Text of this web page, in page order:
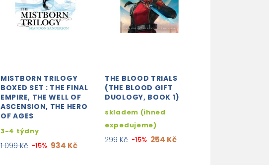
MISTBORN TRILOGY
BOXED SET : THE FINAL
EMPIRE, THE WELL OF
ASCENSION, THE HERO
OF AGES
3-4 týdny
1 099 Kč -15% 934 Kč
THE BLOOD TRIALS
(THE BLOOD GIFT
DUOLOGY, BOOK 1)
skladem (ihned
expedujeme)
299 Kč -15% 254 Kč